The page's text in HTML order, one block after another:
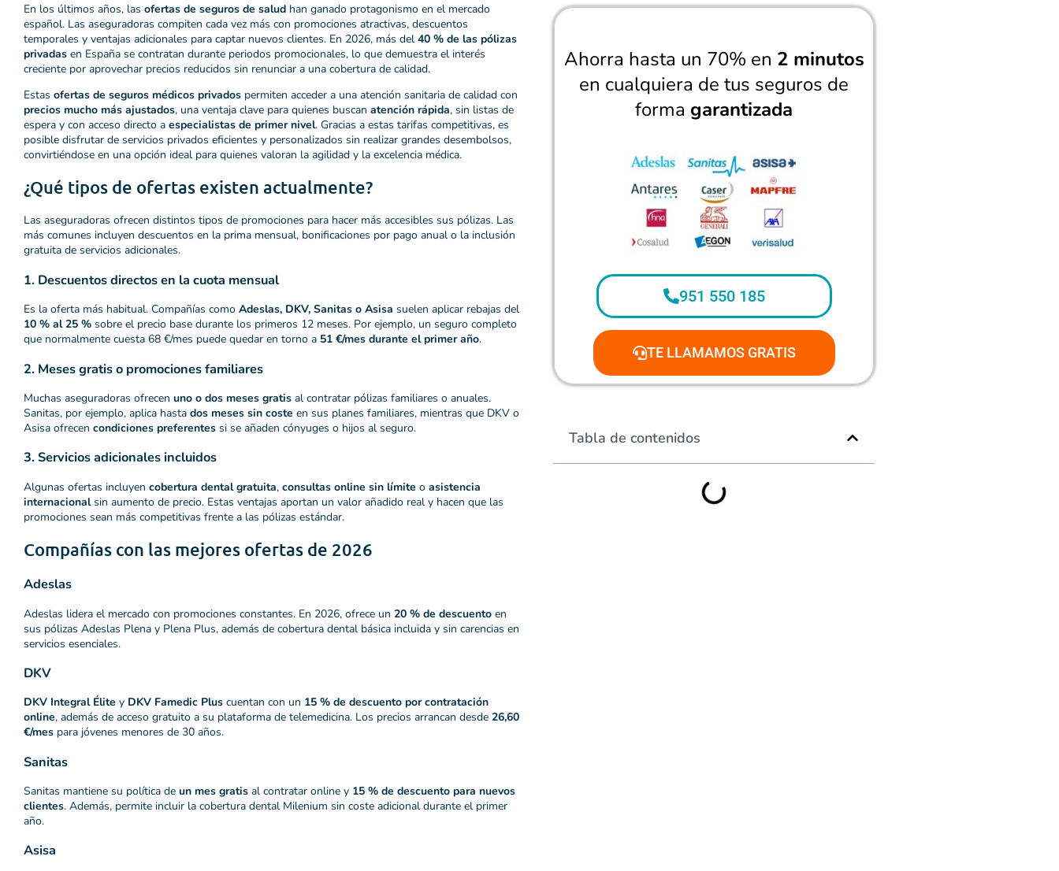
En los últimos años, las ofertas de seguros de salud han ganado protagonismo en el mercado
español. Las aseguradoras compiten cada vez más con promociones atractivas, descuentos
temporales y ventajas adicionales para captar nuevos clientes. En 2026, más del 40 % de las pólizas
privadas en España se contratan durante periodos promocionales, lo que demuestra el interés
creciente por aprovechar precios reducidos sin renunciar a una cobertura de calidad.
Estas ofertas de seguros médicos privados permiten acceder a una atención sanitaria de calidad con
precios mucho más ajustados, una ventaja clave para quienes buscan atención rápida, sin listas de
espera y con acceso directo a especialistas de primer nivel. Gracias a estas tarifas competitivas, es
posible disfrutar de servicios privados eficientes y personalizados sin realizar grandes desembolsos,
convirtiéndose en una opción ideal para quienes valoran la agilidad y la excelencia médica.
¿Qué tipos de ofertas existen actualmente?
Las aseguradoras ofrecen distintos tipos de promociones para hacer más accesibles sus pólizas. Las
más comunes incluyen descuentos en la prima mensual, bonificaciones por pago anual o la inclusión
gratuita de servicios adicionales.
1. Descuentos directos en la cuota mensual
Es la oferta más habitual. Compañías como Adeslas, DKV, Sanitas o Asisa suelen aplicar rebajas del
10 % al 25 % sobre el precio base durante los primeros 12 meses. Por ejemplo, un seguro completo
que normalmente cuesta 68 €/mes puede quedar en torno a 51 €/mes durante el primer año.
2. Meses gratis o promociones familiares
Muchas aseguradoras ofrecen uno o dos meses gratis al contratar pólizas familiares o anuales.
Sanitas, por ejemplo, aplica hasta dos meses sin coste en sus planes familiares, mientras que DKV o
Asisa ofrecen condiciones preferentes si se añaden cónyuges o hijos al seguro.
3. Servicios adicionales incluidos
Algunas ofertas incluyen cobertura dental gratuita, consultas online sin límite o asistencia
internacionalsin aumento de precio. Estas ventajas aportan un valor añadido real y hacen que las
promociones sean más competitivas frente a las pólizas estándar.
Compañías con las mejores ofertas de 2026
Adeslas
Adeslas lidera el mercado con promociones constantes. En 2026, ofrece un 20 % de descuento en
sus pólizas Adeslas Plena y Plena Plus, además de cobertura dental básica incluida y sin carencias en
servicios esenciales.
DKV
DKV Integral Élite y DKV Famedic Plus cuentan con un 15 % de descuento por contratación
online, además de acceso gratuito a su plataforma de telemedicina. Los precios arrancan desde 26,60
€/mes para jóvenes menores de 30 años.
Sanitas
Sanitas mantiene su política de un mes gratis al contratar online y 15 % de descuento para nuevos
clientes. Además, permite incluir la cobertura dental Milenium sin coste adicional durante el primer
año.
Asisa
Ahorra hasta un 70% en 2 minutos
en cualquiera de tus seguros de
forma garantizada
951 550 185
TE LLAMAMOS GRATIS
Tabla de contenidos